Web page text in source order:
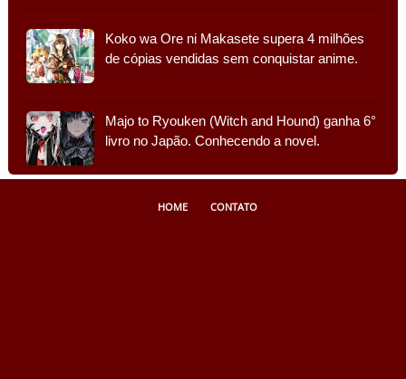
Koko wa Ore ni Makasete supera 4 milhões
de cópias vendidas sem conquistar anime.
Majo to Ryouken (Witch and Hound) ganha 6°
livro no Japão. Conhecendo a novel.
HOME CONTATO